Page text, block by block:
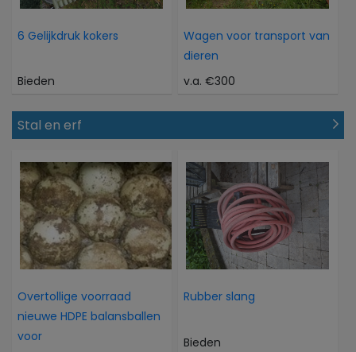
6 Gelijkdruk kokers
Bieden
Wagen voor transport van
dieren
v.a. €300
Stal en erf
Overtollige voorraad
nieuwe HDPE balansballen
voor
Rubber slang
Bieden